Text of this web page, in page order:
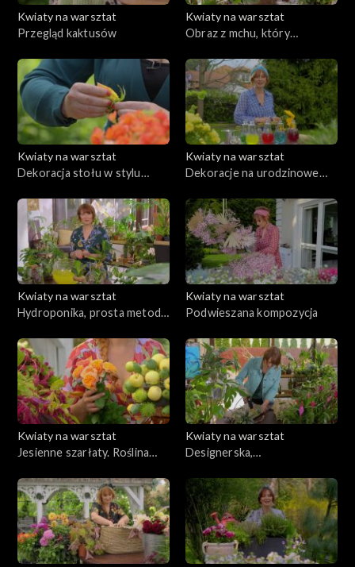
Kwiaty na warsztat
Przegląd kaktusów
Kwiaty na warsztat
Obraz z mchu, który
Kwiaty na warsztat
Dekoracja stołu w stylu
Kwiaty na warsztat
Dekoracje na urodzinowe
Kwiaty na warsztat
Hydroponika, prosta metoda
zapominalskich
Kwiaty na warsztat
Podwieszana kompozycja
Kwiaty na warsztat
Jesienne szarłaty. Roślina
Kwiaty na warsztat
Designerska,
donica